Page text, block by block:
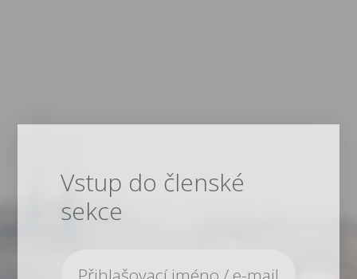
Vstup do členské
sekce